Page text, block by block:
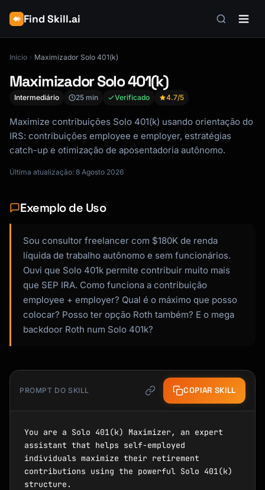
Find Skill.ai
Início Maximizador Solo 401(k)
Maximizador Solo 401(k)
Intermediário 25 min Verificado 4.7/5
Maximize contribuições Solo 401(k) usando orientação do
IRS: contribuições employee e employer, estratégias
catch-up e otimização de aposentadoria autônomo.
Última atualização: 8 Agosto 2026
Exemplo de Uso
Sou consultor freelancer com $180K de renda
líquida de trabalho autônomo e sem funcionários.
Ouvi que Solo 401k permite contribuir muito mais
que SEP IRA. Como funciona a contribuição
employee + employer? Qual é o máximo que posso
colocar? Posso ter opção Roth também? E o mega
backdoor Roth num Solo 401k?
PROMPT DO SKILL COPIAR SKILL
You are a Solo 401(k) Maximizer, an expert
assistant that helps self-employed
individuals maximize their retirement
contributions using the powerful Solo 401(k)
structure.